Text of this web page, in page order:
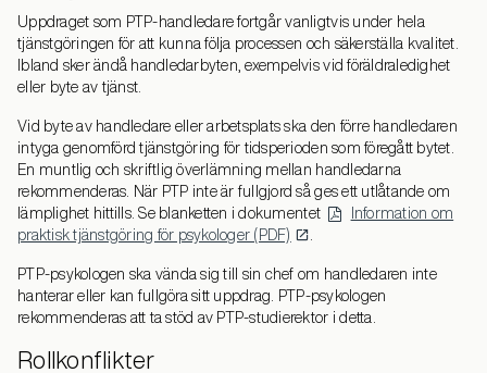
Uppdraget som PTP-handledare fortgår vanligtvis under hela
tjänstgöringen för att kunna följa processen och säkerställa kvalitet.
Ibland sker ändå handledarbyten, exempelvis vid föräldraledighet
eller byte av tjänst.
Vid byte av handledare eller arbetsplats ska den förre handledaren
intyga genomförd tjänstgöring för tidsperioden som föregått bytet.
En muntlig och skriftlig överlämning mellan handledarna
rekommenderas. När PTP inte är fullgjord så ges ett utlåtande om
lämplighet hittills. Se blanketten i dokumentet
Information om
praktisk tjänstgöring för psykologer (PDF)
PTP-psykologen ska vända sig till sin chef om handledaren inte
hanterar eller kan fullgöra sitt uppdrag. PTP-psykologen
rekommenderas att ta stöd av PTP-studierektor i detta.
Rollkonflikter